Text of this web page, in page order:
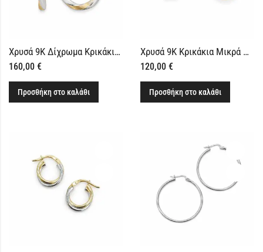
Χρυσά 9Κ Δίχρωμα Κρικάκια Σκουλαρίκια Στριφτά
160,00 €
Προσθήκη στο καλάθι
Χρυσά 9Κ Κρικάκια Μικρά Φαρδιά
120,00 €
Προσθήκη στο καλάθι